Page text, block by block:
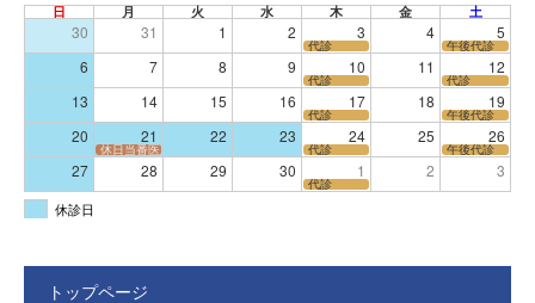
日 月 火 水 木 金 土
30 31 1 2 3 4 5
代診 午後代診
6 7 8 9 10 11 12
代診 代診
13 14 15 16 17 18 19
代診 午後代診
20 21 22 23 24 25 26
休日当番医 代診 午後代診
27 28 29 30 1 2 3
代診
休診日
トップページ